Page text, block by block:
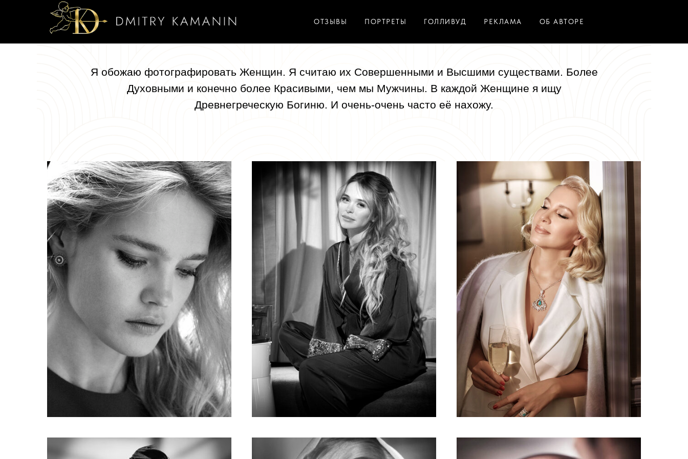
ОТЗЫВЫ ПОРТРЕТЫ ГОЛЛИВУД РЕКЛАМА ОБ АВТОРЕ
Я обожаю фотографировать Женщин. Я считаю их Совершенными и Высшими существами. Более
Духовными и конечно более Красивыми, чем мы Мужчины. В каждой Женщине я ищу
Древнегреческую Богиню. И очень-очень часто её нахожу.